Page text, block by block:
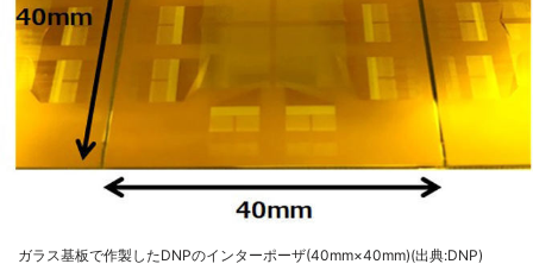
ガラス基板で作製したDNPのインターポーザ(40mm×40mm)(出典:DNP)